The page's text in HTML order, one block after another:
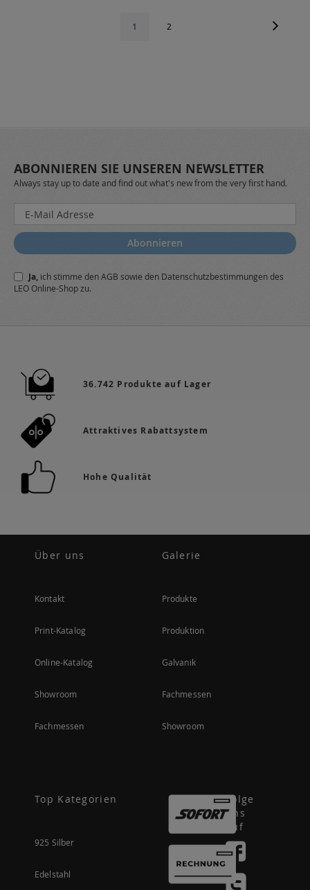
Sie
1 Seite
2
ABONNIEREN SIE UNSEREN NEWSLETTER
Always stay up to date and find out what's new from the very first hand.
Melden
Sie
sich
für
Newsletter
a:
Abonnieren
Ja, ich stimme denAGB sowie den Datenschutzbestimmungendes
LEO Online-Shop zu.
36.742 Produkte auf Lager
Attraktives Rabattsystem
Hohe Qualität
Über uns
Kontakt
Print-Katalog
Online-Katalog
Showroom
Fachmessen
Galerie
Produkte
Produktion
Galvanik
Fachmessen
Showroom
Top Kategorien
925 Silber
Edelstahl
Folge
uns
auf